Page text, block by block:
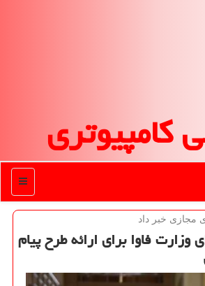
كامپیوتری
منو
مجازی خبر داد
فاوا برای ارائه طرح پیام